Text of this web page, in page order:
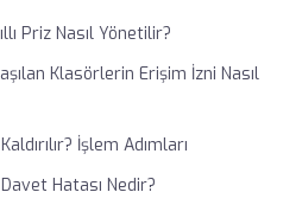
Priz Nasıl Yönetilir?
Klasörlerin Erişim İzni Nasıl
İşlem Adımları
Hatası Nedir?